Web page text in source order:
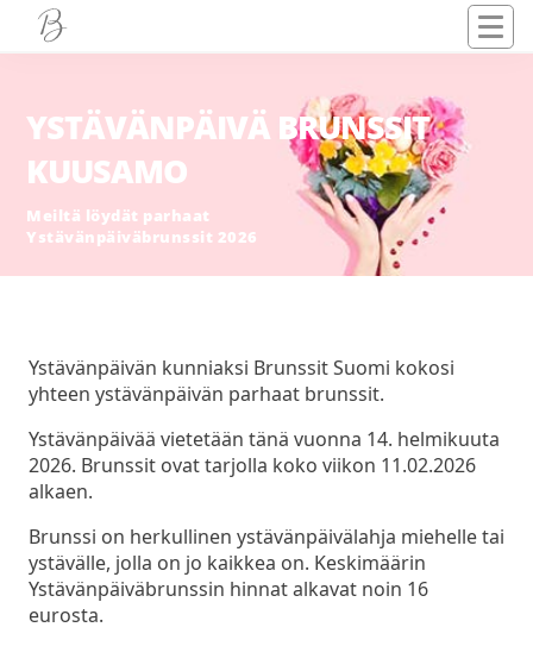
YSTÄVÄNPÄIVÄ BRUNSSIT
KUUSAMO
Meiltä löydät parhaat
Ystävänpäiväbrunssit 2026
Ystävänpäivän kunniaksi Brunssit Suomi kokosi
yhteen ystävänpäivän parhaat brunssit.
Ystävänpäivää vietetään tänä vuonna 14. helmikuuta
2026. Brunssit ovat tarjolla koko viikon 11.02.2026
alkaen.
Brunssi on herkullinen ystävänpäivälahja miehelle tai
ystävälle, jolla on jo kaikkea on. Keskimäärin
Ystävänpäiväbrunssin hinnat alkavat noin 16
eurosta.